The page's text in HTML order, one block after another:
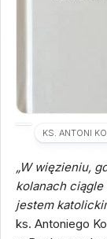
KS. ANTONI
„W więzieniu,
kolanach ciągle
jestem
ks. Antoniego